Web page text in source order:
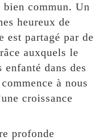
bien commun. Un
heureux de
est partagé par de
auxquels le
enfanté dans des
à nous
croissance
profonde